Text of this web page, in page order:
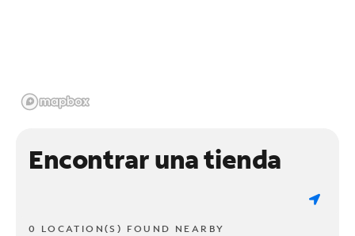
Encontrar una tienda
0 LOCATION(S) FOUND NEARBY